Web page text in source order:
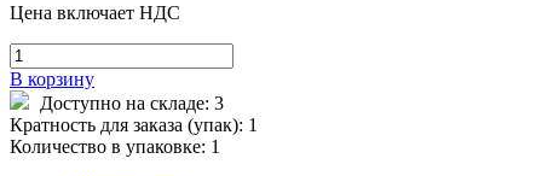
Цена включает НДС
В корзину
Доступно на складе: 3
Кратность для заказа (упак): 1
Количество в упаковке: 1